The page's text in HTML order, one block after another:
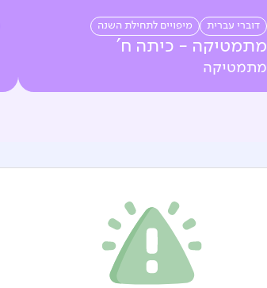
דוברי עברית מיפויים לתחילת השנה
מתמטיקה - כיתה ח'
מתמטיקה